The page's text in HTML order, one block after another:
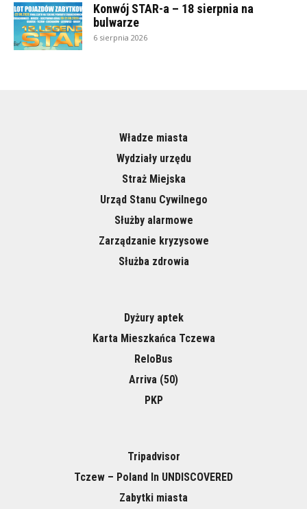
Konwój STAR-a – 18 sierpnia na
bulwarze
6 sierpnia 2026
Władze miasta
Wydziały urzędu
Straż Miejska
Urząd Stanu Cywilnego
Służby alarmowe
Zarządzanie kryzysowe
Służba zdrowia
Dyżury aptek
Karta Mieszkańca Tczewa
ReloBus
Arriva (50)
PKP
Tripadvisor
Tczew – Poland In UNDISCOVERED
Zabytki miasta